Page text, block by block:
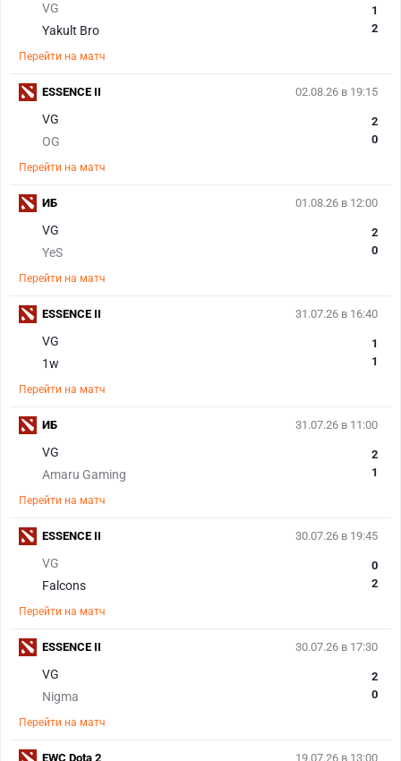
VG
Yakult Bro
1
2
Перейти на матч
02.08.26 в 19:15
VG
OG
2
0
Перейти на матч
ESSENCE II
01.08.26 в 12:00
VG
YeS
2
0
Перейти на матч
ИБ
31.07.26 в 16:40
VG
1w
1
1
Перейти на матч
ESSENCE II
31.07.26 в 11:00
VG
Amaru Gaming
2
1
Перейти на матч
ИБ
30.07.26 в 19:45
VG
Falcons
0
2
Перейти на матч
ESSENCE II
30.07.26 в 17:30
VG
Nigma
2
0
Перейти на матч
ESSENCE II
19.07.26 в 13:00
EWC Dota 2